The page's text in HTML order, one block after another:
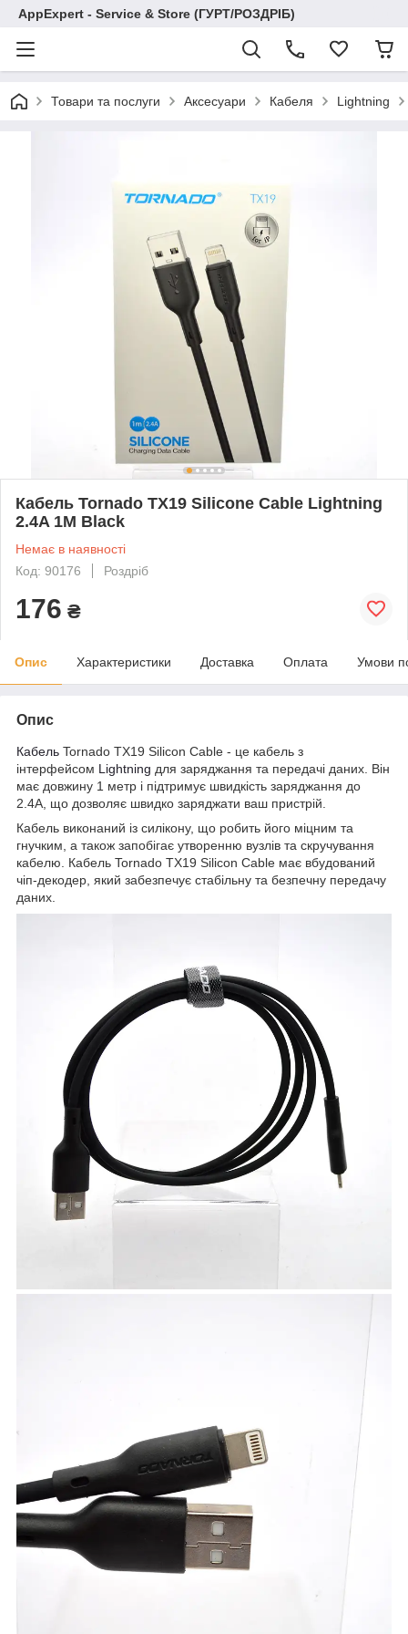
AppExpert - Service & Store (ГУРТ/РОЗДРІБ)
Товари та послуги Аксесуари Кабеля Lightning
Кабель Tornado TX19 Silicone Cable Lightning
2.4A 1M Black
Немає в наявності
Код: 90176
Роздріб
176 ₴
Опис Характеристики Доставка Оплата Умови
Опис
Кабель Tornado TX19 Silicon Cable - це кабель з
інтерфейсом Lightning для заряджання та передачі даних. Він
має довжину 1 метр і підтримує швидкість заряджання до
2.4А, що дозволяє швидко заряджати ваш пристрій.
Кабель виконаний із силікону, що робить його міцним та
гнучким, а також запобігає утворенню вузлів та скручування
кабелю. Кабель Tornado TX19 Silicon Cable має вбудований
чіп-декодер, який забезпечує стабільну та безпечну передачу
даних.